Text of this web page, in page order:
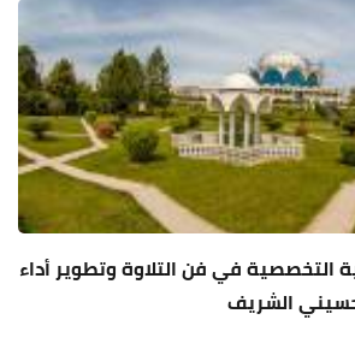
التخصصية في فن التلاوة وتطوير أداء
الشريف